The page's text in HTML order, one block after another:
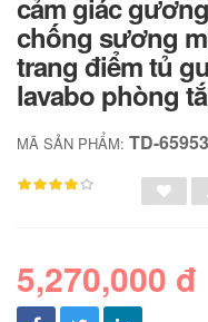
cảm giác
chống sương
trang điểm tủ
lavabo phòng
MÃ SẢN PHẨM: TD-
5,270,000 đ